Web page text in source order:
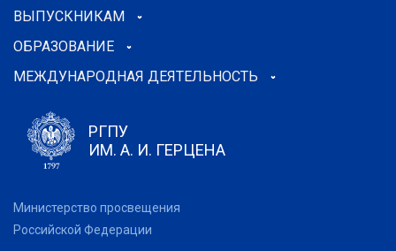
ВЫПУСКНИКАМ
ОБРАЗОВАНИЕ
МЕЖДУНАРОДНАЯ ДЕЯТЕЛЬНОСТЬ
РГПУ
ИМ. А. И. ГЕРЦЕНА
Министерство просвещения
Российской Федерации